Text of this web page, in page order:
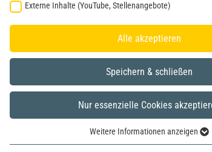
Externe Inhalte (YouTube, Stellenangebote)
Alle akzeptieren
Speichern & schließen
Nur essenzielle Cookies
Weitere Informationen anzeigen